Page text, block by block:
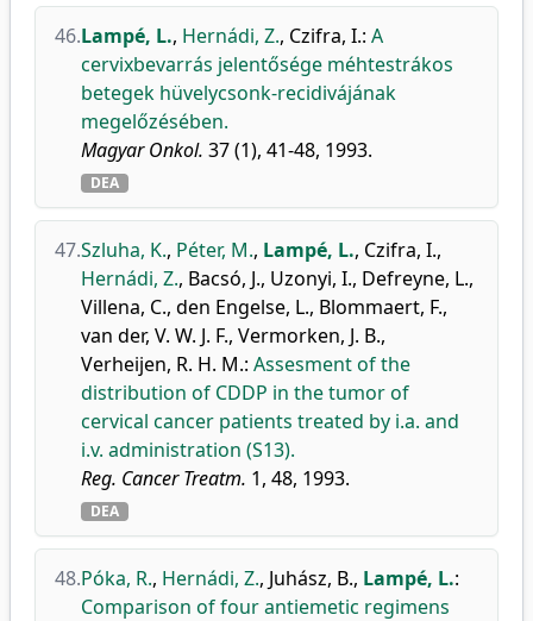
46.Lampé, L., Hernádi, Z., Czifra, I.: A
cervixbevarrás jelentősége méhtestrákos
betegek hüvelycsonk-recidivájának
megelőzésében.
Magyar Onkol. 37 (1), 41-48, 1993.
DEA
47.Szluha, K., Péter, M., Lampé, L., Czifra, I.,
Hernádi, Z., Bacsó, J., Uzonyi, I., Defreyne, L.,
Villena, C., den Engelse, L., Blommaert, F.,
van der, V. W. J. F., Vermorken, J. B.,
Verheijen, R. H. M.: Assesment of the
distribution of CDDP in the tumor of
cervical cancer patients treated by i.a. and
i.v. administration (S13).
Reg. Cancer Treatm. 1, 48, 1993.
DEA
48.Póka, R., Hernádi, Z., Juhász, B., Lampé, L.:
Comparison of four antiemetic regimens